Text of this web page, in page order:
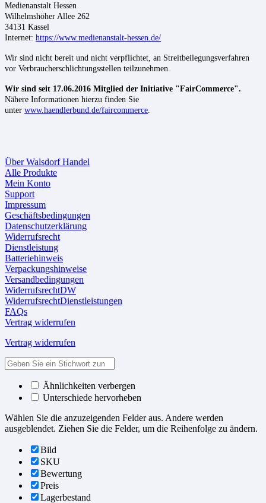
Medienanstalt Hessen
Wilhelmshöher Allee 262
34131 Kassel
Internet: https://www.medienanstalt-hessen.de/
Wir sind nicht bereit und nicht verpflichtet, an Streitbeilegungsverfahren
vor Verbraucherschlichtungsstellen teilzunehmen.
Wir sind seit 17.06.2016 Mitglied der Initiative "FairCommerce".
Nähere Informationen hierzu finden Sie
unter www.haendlerbund.de/faircommerce
Über Walsdorf Handel
Alle Produkte
Mein Konto
Support
Impressum
Geschäftsbedingungen
Datenschutzerklärung
Widerrufsrecht
Dienstleistung
Batteriehinweis
Verpackungshinweise
Versandbedingungen
WiderrufsrechtDW
WiderrufsrechtDienstleistungen
FAQs
Vertrag widerrufen
Vertrag widerrufen
Ähnlichkeiten verbergen
Unterschiede hervorheben
Wählen Sie die anzuzeigenden Felder aus. Andere werden
ausgeblendet. Ziehen Sie die Felder, um die Reihenfolge zu ändern.
Bild
SKU
Bewertung
Preis
Lagerbestand